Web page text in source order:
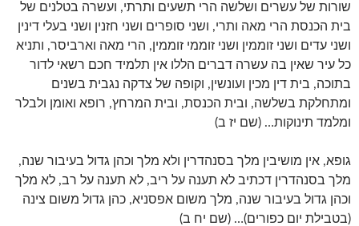
שורות של עשרים ושלשה הרי תשעים ותרתי, ועשרה בטלנים של
בית הכנסת הרי מאה ותרי, ושני סופרים ושני חזנין ושני בעלי דינין
ושני עדים ושני זוממין ושני זוממי זוממין, הרי מאה וארביסר, ותניא
כל עיר שאין בה עשרה דברים הללו אין תלמיד חכם רשאי לדור
בתוכה, בית דין מכין ועונשין, וקופה של צדקה נגבית בשנים
ומתחלקת בשלשה, ובית הכנסת, ובית המרחץ, רופא ואומן ולבלר
ומלמד תינוקות… (שם יז ב)
גופא, אין מושיבין מלך בסנהדרין ולא מלך וכהן גדול בעיבור שנה,
מלך בסנהדרין דכתיב לא תענה על ריב, לא תענה על רב, לא מלך
וכהן גדול בעיבור שנה, מלך משום אפסניא, כהן גדול משום צינה
(בטבילת יום כפורים)… (שם יח ב)